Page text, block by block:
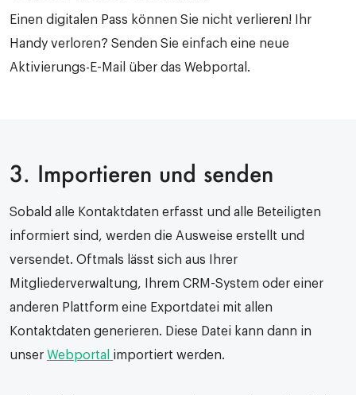
Einen digitalen Pass können Sie nicht verlieren! Ihr
Handy verloren? Senden Sie einfach eine neue
Aktivierungs-E-Mail über das Webportal.
3. Importieren und senden
Sobald alle Kontaktdaten erfasst und alle Beteiligten
informiert sind, werden die Ausweise erstellt und
versendet. Oftmals lässt sich aus Ihrer
Mitgliederverwaltung, Ihrem CRM-System oder einer
anderen Plattform eine Exportdatei mit allen
Kontaktdaten generieren. Diese Datei kann dann in
unser Webportal importiert werden.